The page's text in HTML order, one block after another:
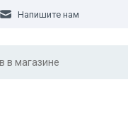
Напишите нам